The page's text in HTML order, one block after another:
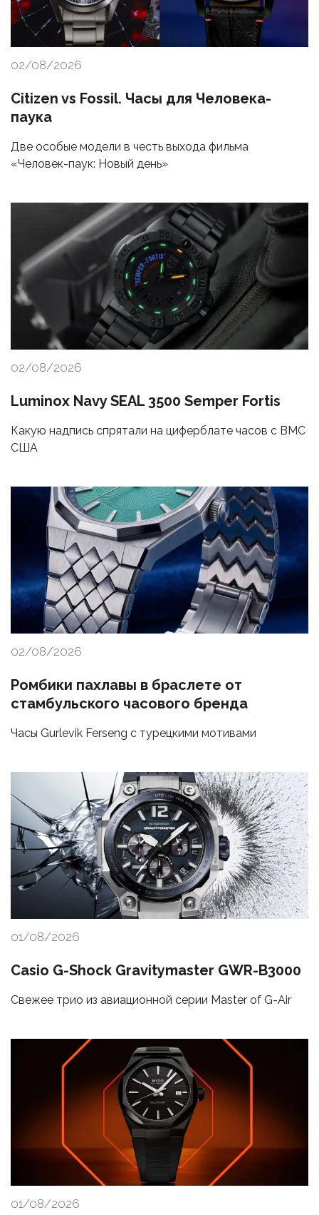
02/08/2026
Citizen vs Fossil. Часы для Человека-
паука
Две особые модели в честь выхода фильма
«Человек-паук: Новый день»
02/08/2026
Luminox Navy SEAL 3500 Semper Fortis
Какую надпись спрятали на циферблате часов с ВМС
США
02/08/2026
Ромбики пахлавы в браслете от
стамбульского часового бренда
Часы Gurlevik Ferseng с турецкими мотивами
01/08/2026
Casio G-Shock Gravitymaster GWR-B3000
Свежее трио из авиационной серии Master of G-Air
01/08/2026